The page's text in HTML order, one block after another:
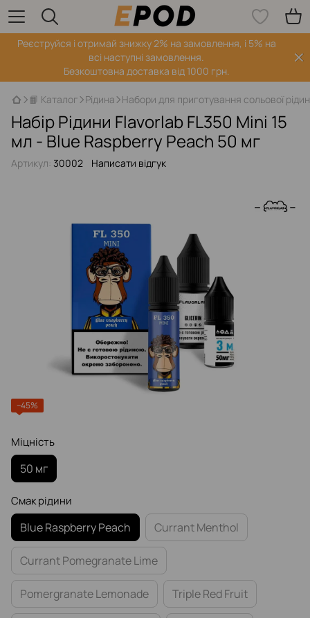
Реєструйся і отримай знижку 2% на замовлення, і 5% на
всі наступні замовлення.
Безкоштовна доставка від 1000 грн.
📙 Каталог Рідина Набори для приготування сольової
Набір Рідини Flavorlab FL350 Mini 15
мл - Blue Raspberry Peach 50 мг
Артикул: 30002 Написати відгук
−45%
Міцність
50 мг
Смак рідини
Blue Raspberry Peach Currant Menthol
Currant Pomegranate Lime
Pomergranate Lemonade Triple Red Fruit